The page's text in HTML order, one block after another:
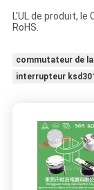
L'UL de produit,
RoHS.
commutateur de
interrupteur